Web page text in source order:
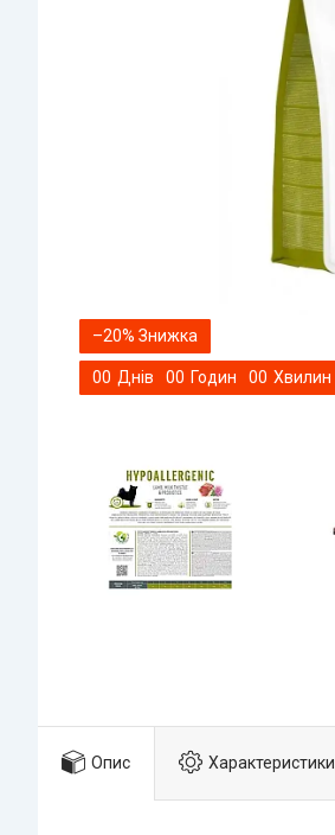
–20%
00 Днів 00 Годин 00 Хвилин
Опис Характеристики